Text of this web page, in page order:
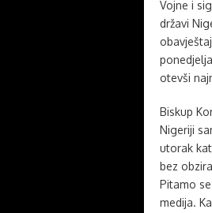
Vojne i
državi
otevši
Biskup
Nigeriji
utorak
bez
Pitamo
medija.